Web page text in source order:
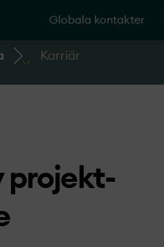
Globala kontakter
Karriär
projekt­